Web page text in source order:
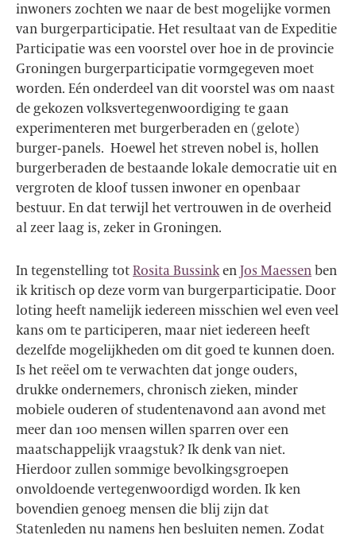
inwoners zochten we naar de best mogelijke vormen
van burgerparticipatie. Het resultaat van de Expeditie
Participatie was een voorstel over hoe in de provincie
Groningen burgerparticipatie vormgegeven moet
worden. Eén onderdeel van dit voorstel was om naast
de gekozen volksvertegenwoordiging te gaan
experimenteren met burgerberaden en (gelote)
burger-panels. Hoewel het streven nobel is, hollen
burgerberaden de bestaande lokale democratie uit en
vergroten de kloof tussen inwoner en openbaar
bestuur. En dat terwijl het vertrouwen in de overheid
al zeer laag is, zeker in Groningen.
In tegenstelling totRosita BussinkenJos Maessenben
ik kritisch op deze vorm van burgerparticipatie. Door
loting heeft namelijk iedereen misschien wel even veel
kans om te participeren, maar niet iedereen heeft
dezelfde mogelijkheden om dit goed te kunnen doen.
Is het reëel om te verwachten dat jonge ouders,
drukke ondernemers, chronisch zieken, minder
mobiele ouderen of studentenavond aan avond met
meer dan 100 mensen willen sparren over een
maatschappelijk vraagstuk? Ik denk van niet.
Hierdoor zullen sommige bevolkingsgroepen
onvoldoende vertegenwoordigd worden. Ik ken
bovendien genoeg mensen die blij zijn dat
Statenleden nu namens hen besluiten nemen. Zodat